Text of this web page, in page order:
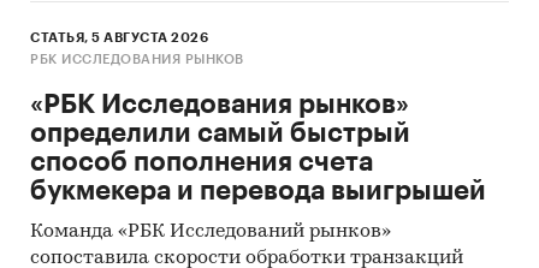
СТАТЬЯ, 5 АВГУСТА 2026
РБК ИССЛЕДОВАНИЯ РЫНКОВ
«РБК Исследования рынков»
определили самый быстрый
способ пополнения счета
букмекера и перевода выигрышей
Команда «РБК Исследований рынков»
сопоставила скорости обработки транзакций